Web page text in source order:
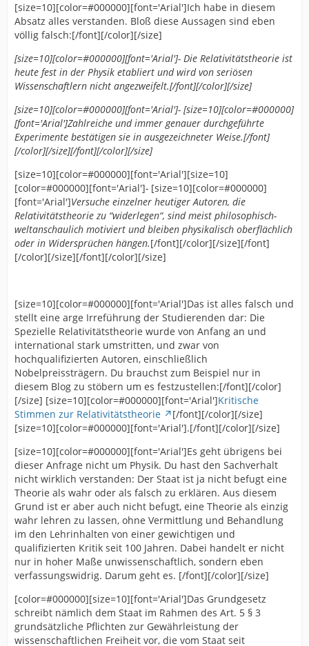
entwickeln. Als ein
wichtiger Vertreter dieses Zweiges der theoretischen
Physik sei nur der,
auch durch die Medien bekannte, britische Physiker
Stephen Hawking
genannt. ] [/font][/color][/size][size=10][color=#000000]
[size=10][color=#000000][font=Arial][...] [/font][/color]
[/size][/color][/size][/font][/color][/size]
[size=10][color=#000000][font='Arial']Ich habe in diesem
Absatz alles verstanden. Bloß diese Aussagen sind eben
völlig falsch:[/font][/color][/size]
[size=10][color=#000000][font='Arial']- Die Relativitätstheorie ist
heute fest in der Physik etabliert und wird von seriösen
Wissenschaftlern nicht angezweifelt.[/font][/color][/size]
[size=10][color=#000000][font='Arial']- [size=10][color=#000000]
[font='Arial']Zahlreiche und immer genauer durchgeführte
Experimente bestätigen sie in ausgezeichneter Weise.[/font]
[/color][/size][/font][/color][/size]
[size=10][color=#000000][font='Arial'][size=10]
[color=#000000][font='Arial']- [size=10][color=#000000]
[font='Arial']Versuche einzelner heutiger Autoren, die
Relativitätstheorie zu “widerlegen“, sind meist philosophisch-
weltanschaulich motiviert und bleiben physikalisch oberflächlich
oder in Widersprüchen hängen.[/font][/color][/size][/font]
[/color][/size][/font][/color][/size]
[size=10][color=#000000][font='Arial']Das ist alles falsch und
stellt eine arge Irreführung der Studierenden dar: Die
Spezielle Relativitätstheorie wurde von Anfang an und
international stark umstritten, und zwar von
hochqualifizierten Autoren, einschließlich
Nobelpreissträgern. Du brauchst zum Beispiel nur in
diesem Blog zu stöbern um es festzustellen:[/font][/color]
[/size] [size=10][color=#000000][font='Arial']Kritische
Stimmen zur Relativitätstheorie
[/font][/color][/size]
[size=10][color=#000000][font='Arial'].[/font][/color][/size]
[size=10][color=#000000][font='Arial']Es geht übrigens bei
dieser Anfrage nicht um Physik. Du hast den Sachverhalt
nicht wirklich verstanden: Der Staat ist ja nicht befugt eine
Theorie als wahr oder als falsch zu erklären. Aus diesem
Grund ist er aber auch nicht befugt, eine Theorie als einzig
wahr lehren zu lassen, ohne Vermittlung und Behandlung
im den Lehrinhalten von einer gewichtigen und
qualifizierten Kritik seit 100 Jahren. Dabei handelt er nicht
nur in hoher Maße unwissenschaftlich, sondern eben
verfassungswidrig. Darum geht es. [/font][/color][/size]
[color=#000000][size=10][font='Arial']Das Grundgesetz
schreibt nämlich dem Staat im Rahmen des Art. 5 § 3
grundsätzliche Pflichten zur Gewährleistung der
wissenschaftlichen Freiheit vor, die vom Staat seit